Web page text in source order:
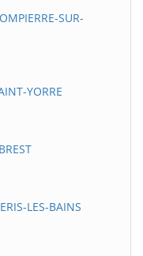
SUR-
YORRE
LES-BAINS